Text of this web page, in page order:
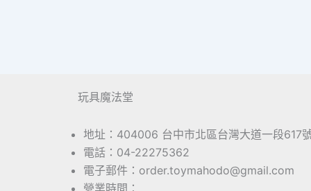
玩具魔法堂
地址：404006 台中市北區台灣大道一段617
電話：04-22275362
電子郵件：order.toymahodo@gmail.com
營業時間：